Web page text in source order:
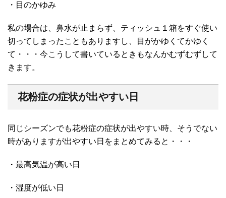
・目のかゆみ
私の場合は、鼻水が止まらず、ティッシュ１箱をすぐ使い
切ってしまったこともありますし、目がかゆくてかゆく
て・・・今こうして書いているときもなんかむずむずして
きます。
花粉症の症状が出やすい日
同じシーズンでも花粉症の症状が出やすい時、そうでない
時がありますが出やすい日をまとめてみると・・・
・最高気温が高い日
・湿度が低い日